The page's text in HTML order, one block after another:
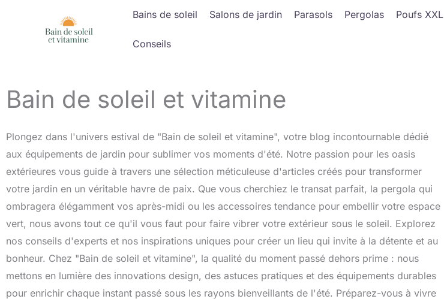
Bains de soleil Salons de jardin Parasols Pergolas Poufs XXL
Conseils
Bain de soleil et vitamine
Plongez dans l'univers estival de "Bain de soleil et vitamine", votre blog incontournable dédié
aux équipements de jardin pour sublimer vos moments d'été. Notre passion pour les oasis
extérieures vous guide à travers une sélection méticuleuse d'articles créés pour transformer
votre jardin en un véritable havre de paix. Que vous cherchiez le transat parfait, la pergola qui
ombragera élégamment vos après-midi ou les accessoires tendance pour embellir votre espace
vert, nous avons tout ce qu'il vous faut pour faire vibrer votre extérieur sous le soleil. Explorez
nos conseils d'experts et nos inspirations uniques pour créer un lieu qui invite à la détente et au
bonheur. Chez "Bain de soleil et vitamine", la qualité du moment passé dehors prime : nous
mettons en lumière des innovations design, des astuces pratiques et des équipements durables
pour enrichir chaque instant passé sous les rayons bienveillants de l'été. Préparez-vous à vivre